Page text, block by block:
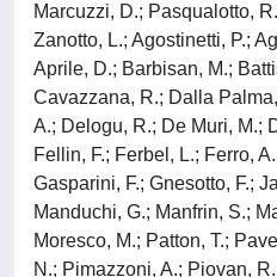
Marcuzzi, D.; Pasqualotto,
Zanotto, L.; Agostinetti, P.;
Aprile, D.; Barbisan, M.;
Cavazzana, R.; Dalla
A.; Delogu, R.; De Muri, M.;
Fellin, F.; Ferbel, L.; Ferro,
Gasparini, F.; Gnesotto, F.;
Manduchi, G.; Manfrin, S.;
Moresco, M.; Patton, T.;
N.; Pimazzoni, A.; Piovan,